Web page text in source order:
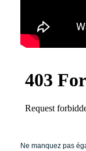
Ne manquez pas